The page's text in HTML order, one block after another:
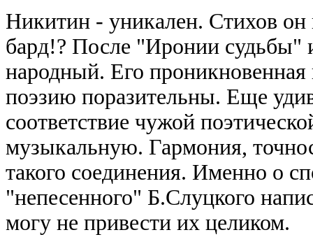
Никитин - уникален. Стихов он
бард!? После "Иронии судьбы"
народный. Его
поэзию поразительны. Еще
соответствие чужой
музыкальную. Гармония,
такого соединения. Именно о
"непесенного" Б.Слуцкого
могу не привести их целиком.